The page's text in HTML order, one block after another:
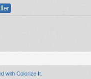
with Colorize It